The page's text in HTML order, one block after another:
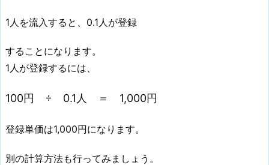
1人を流入すると、0.1人が登録
することになります。
1人が登録するには、
100円 ÷ 0.1人 ＝ 1,000円
登録単価は1,000円になります。
別の計算方法も行ってみましょう。